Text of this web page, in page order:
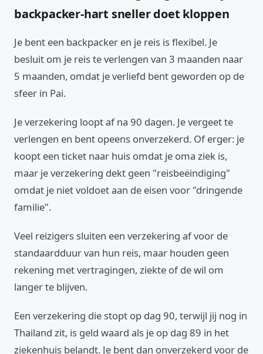
backpacker-hart sneller doet kloppen
Je bent een backpacker en je reis is flexibel. Je
besluit om je reis te verlengen van 3 maanden naar
5 maanden, omdat je verliefd bent geworden op de
sfeer in Pai.
Je verzekering loopt af na 90 dagen. Je vergeet te
verlengen en bent opeens onverzekerd. Of erger: je
koopt een ticket naar huis omdat je oma ziek is,
maar je verzekering dekt geen "reisbeëindiging"
omdat je niet voldoet aan de eisen voor "dringende
familie".
Veel reizigers sluiten een verzekering af voor de
standaardduur van hun reis, maar houden geen
rekening met vertragingen, ziekte of de wil om
langer te blijven.
Een verzekering die stopt op dag 90, terwijl jij nog in
Thailand zit, is geld waard als je op dag 89 in het
ziekenhuis belandt. Je bent dan onverzekerd voor de